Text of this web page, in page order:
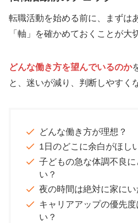
転職活動を始める前に、まずは
「軸」を確かめておくことが大
どんな働き方を望んでいるのか
と、迷いが減り、判断しやすく
どんな働き方が理想？
1日のどこに余白がほし
子どもの急な体調不良
い？
夜の時間は絶対に家にい
キャリアアップの優先度
い？